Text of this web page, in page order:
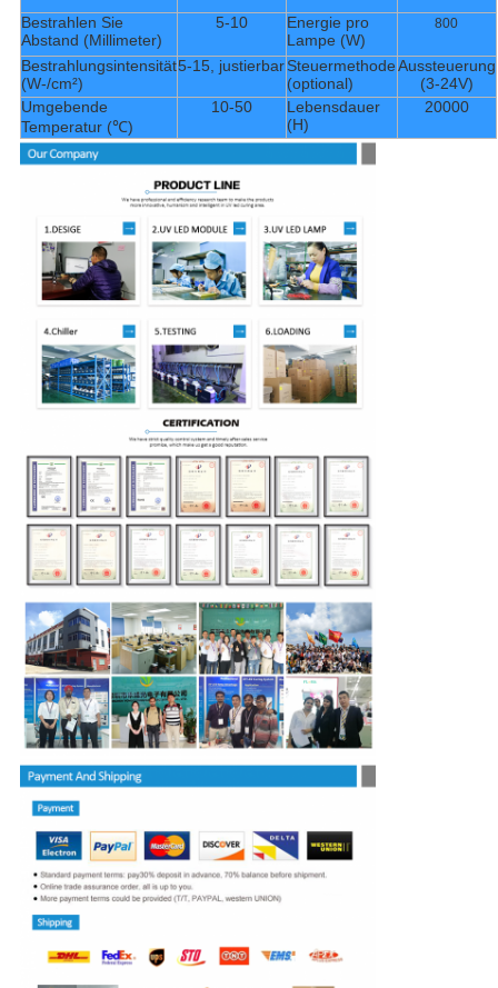
Bestrahlen Sie
Abstand (Millimeter)
5-10
Energie pro
Lampe (W)
800
Bestrahlungsintensität
(W-/cm²)
5-15, justierbarSteuermethode
(optional)
Aussteuerung
(3-24V)
Umgebende
Temperatur (℃)
10-50
Lebensdauer
(H)
20000